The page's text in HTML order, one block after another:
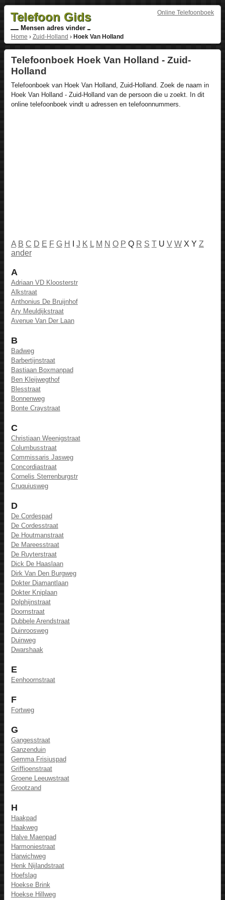
Online Telefoonboek
Telefoon Gids
Mensen adres vinder
Home › Zuid-Holland › Hoek Van Holland
Telefoonboek Hoek Van Holland - Zuid-
Holland
Telefoonboek van Hoek Van Holland, Zuid-Holland. Zoek de naam in
Hoek Van Holland - Zuid-Holland van de persoon die u zoekt. In dit
online telefoonboek vindt u adressen en telefoonnummers.
A B C D E F G H J K L M N O P Q R S T U V WX Y Z
ander
A
Adriaan VD Kloosterstr
Alkstraat
Anthonius De Bruijnhof
Ary Meuldijkstraat
Avenue Van Der Laan
B
Badweg
Barbertijnstraat
Bastiaan Boxmanpad
Ben Kleijwegthof
Blesstraat
Bonnenweg
Bonte Craystraat
C
Christiaan Weenigstraat
Columbusstraat
Commissaris Jasweg
Concordiastraat
Cornelis Sterrenburgstr
Cruquiusweg
D
De Cordespad
De Cordesstraat
De Houtmanstraat
De Mareesstraat
De Ruyterstraat
Dick De Haaslaan
Dirk Van Den Burgweg
Dokter Diamantlaan
Dokter Kniplaan
Dolphijnstraat
Doornstraat
Dubbele Arendstraat
Duinroosweg
Duinweg
Dwarshaak
E
Eenhoornstraat
F
Fortweg
G
Gangesstraat
Ganzenduin
Gemma Frisiuspad
Griffioenstraat
Groene Leeuwstraat
Grootzand
H
Haakpad
Haakweg
Halve Maenpad
Harmoniestraat
Harwichweg
Henk Nijlandstraat
Hoefslag
Hoekse Brink
Hoekse Hillweg